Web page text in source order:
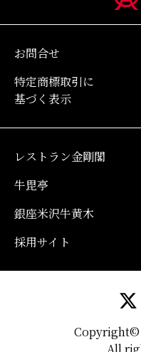
お問合せ
特定商標取引に
基づく表示
レストラン金剛閣
牛毘亭
銀座米沢牛黄木
採用サイト
Copyright©